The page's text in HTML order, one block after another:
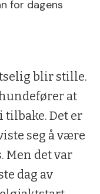
for dagens
blir stille.
at
tilbake. Det er
seg å være
Men det var
dag av